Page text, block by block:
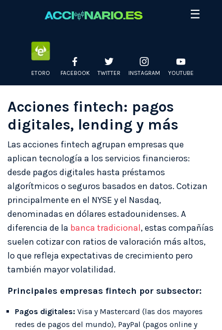
☰
ETORO FACEBOOK TWITTER INSTAGRAM YOUTUBE
Acciones fintech: pagos
digitales, lending y más
Las acciones fintech agrupan empresas que
aplican tecnología a los servicios financieros:
desde pagos digitales hasta préstamos
algorítmicos o seguros basados en datos. Cotizan
principalmente en el NYSE y el Nasdaq,
denominadas en dólares estadounidenses. A
diferencia de la banca tradicional, estas compañías
suelen cotizar con ratios de valoración más altos,
lo que refleja expectativas de crecimiento pero
también mayor volatilidad.
Principales empresas fintech por subsector:
Pagos digitales: Visa y Mastercard (las dos mayores
redes de pagos del mundo), PayPal (pagos online y